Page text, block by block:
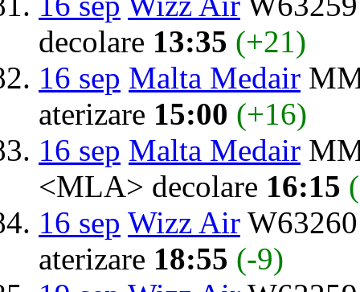
decolare 13:35 (+21)
16 sep Malta Medair
aterizare 15:00 (+16)
16 sep Malta Medair
<MLA> decolare 16:15
16 sep Wizz Air
aterizare 18:55 (-9)